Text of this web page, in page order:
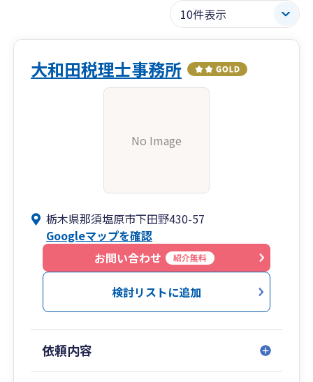
大和田税理士事務所
No Image
栃木県那須塩原市下田野430-57
Googleマップを確認
お問い合わせ
紹介無料
検討リストに追加
依頼内容